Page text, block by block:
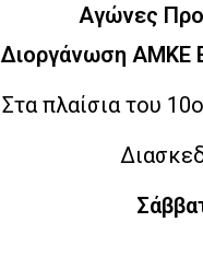
Αγώνες
Διοργάνωση ΑΜΚΕ
Στα πλαίσια του